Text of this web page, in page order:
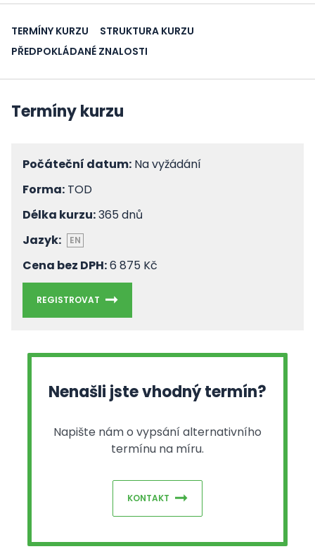
TERMÍNY KURZU
STRUKTURA KURZU
PŘEDPOKLÁDANÉ ZNALOSTI
Termíny kurzu
Počáteční datum: Na vyžádání
Forma: TOD
Délka kurzu:365 dnů
Jazyk:
EN
Cena bez DPH:6 875 Kč
REGISTROVAT
Nenašli jste vhodný termín?
Napište nám o vypsání alternativního
termínu na míru.
KONTAKT